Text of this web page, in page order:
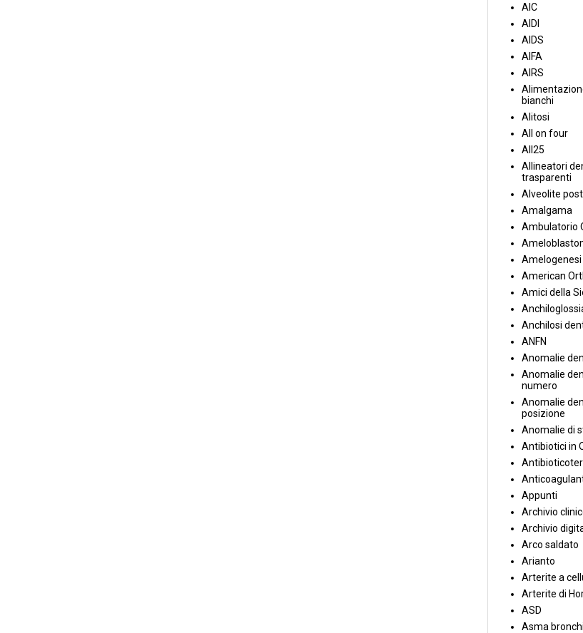
AIC
AIDI
AIDS
AIFA
AIRS
bianchi
Alitosi
All on four
All25
Allineatori
trasparenti
Alveolite
Amalgama
Ambulatorio
American
Amici della
Anchilosi
ANFN
Anomalie
Anomalie
numero
Anomalie
posizione
Anomalie di
Antibiotici in
Appunti
Archivio
Archivio
Arco saldato
Arianto
Arterite a
Arterite di
ASD
Asma